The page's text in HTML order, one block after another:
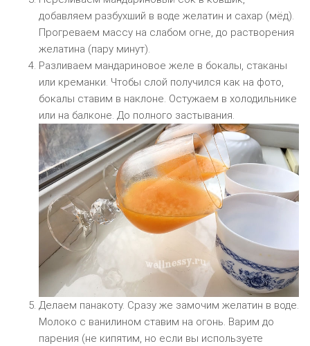
добавляем разбухший в воде желатин и сахар (мёд).
Прогреваем массу на слабом огне, до растворения
желатина (пару минут).
Разливаем мандариновое желе в бокалы, стаканы
или креманки. Чтобы слой получился как на фото,
бокалы ставим в наклоне. Остужаем в холодильнике
или на балконе. До полного застывания.
Делаем панакоту. Сразу же замочим желатин в воде.
Молоко с ванилином ставим на огонь. Варим до
парения (не кипятим, но если вы используете